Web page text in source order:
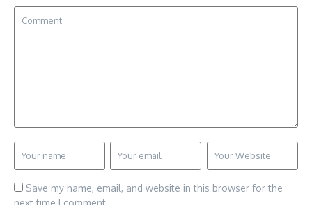
Save my name, email, and website in this browser for the